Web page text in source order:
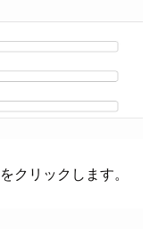
クリックします。